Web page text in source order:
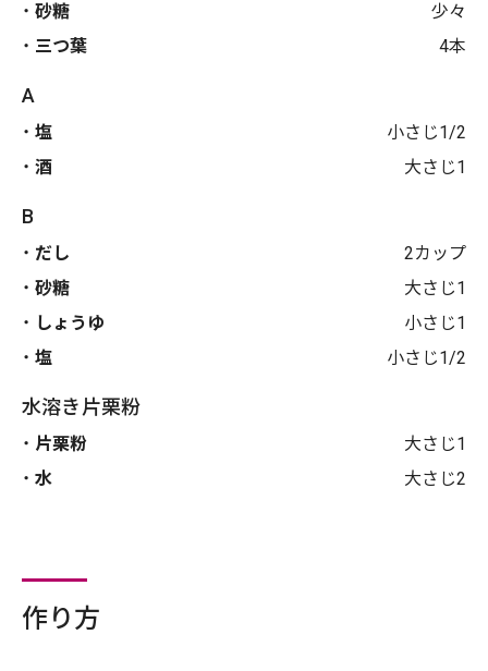
砂糖
少々
三つ葉
4本
A
塩
小さじ1/2
酒
大さじ1
B
だし
2カップ
砂糖
大さじ1
しょうゆ
小さじ1
塩
小さじ1/2
水溶き片栗粉
片栗粉
大さじ1
水
大さじ2
作り方